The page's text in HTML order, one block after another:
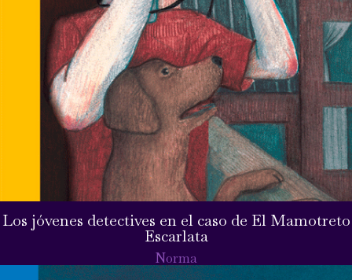
Los jóvenes detectives en el caso de El Mamotreto
Escarlata
Norma